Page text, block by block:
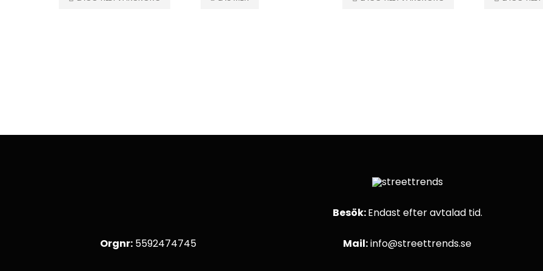
Besök:Endast efter avtalad tid.
Orgnr:5592474745 Mail:info@streettrends.se